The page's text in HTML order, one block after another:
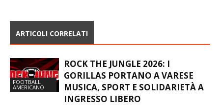
ARTICOLI CORRELATI
FOOTBALL
AMERICANO
ROCK THE JUNGLE 2026: I
GORILLAS PORTANO A VARESE
MUSICA, SPORT E SOLIDARIETÀ A
INGRESSO LIBERO